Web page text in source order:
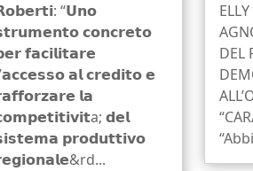
“𝗨𝗻𝗼
𝗰𝗼𝗻𝗰𝗿𝗲𝘁𝗼
𝗳𝗮𝗰𝗶𝗹𝗶𝘁𝗮𝗿𝗲
𝗮𝗹 𝗰𝗿𝗲𝗱𝗶𝘁𝗼 𝗲
𝗹𝗮
𝗱𝗲𝗹
𝗽𝗿𝗼𝗱𝘂𝘁𝘁𝗶𝘃𝗼
DEL